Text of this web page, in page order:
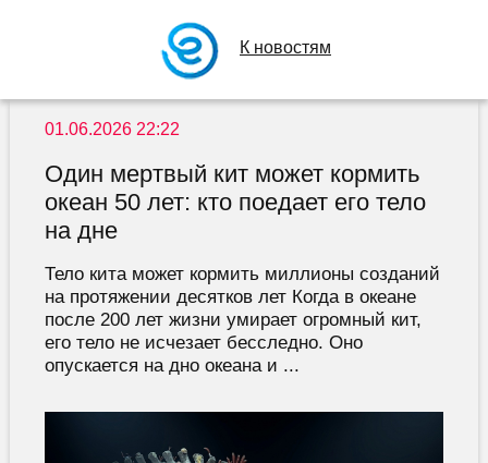
К новостям
01.06.2026 22:22
Один мертвый кит может кормить
океан 50 лет: кто поедает его тело
на дне
Тело кита может кормить миллионы созданий
на протяжении десятков лет Когда в океане
после 200 лет жизни умирает огромный кит,
его тело не исчезает бесследно. Оно
опускается на дно океана и ...